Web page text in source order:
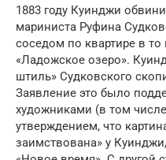
1883 году Куинджи
мариниста Руфина
соседом по квартире в
«Ладожское озеро».
штиль» Судковского
Заявление это было
художниками (в том
утверждением, что
заимствована» у